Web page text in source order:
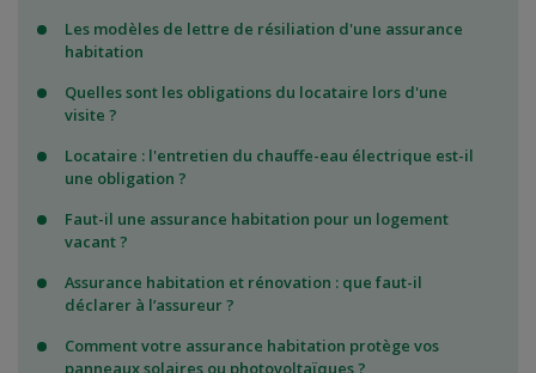
Les modèles de lettre de résiliation d'une assurance
habitation
Quelles sont les obligations du locataire lors d'une
visite ?
Locataire : l'entretien du chauffe-eau électrique est-il
une obligation ?
Faut-il une assurance habitation pour un logement
vacant ?
Assurance habitation et rénovation : que faut-il
déclarer à l’assureur ?
Comment votre assurance habitation protège vos
panneaux solaires ou photovoltaïques ?